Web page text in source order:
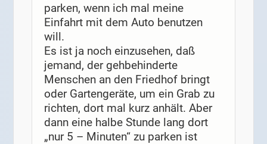
parken, wenn ich mal meine
Einfahrt mit dem Auto benutzen
will.
Es ist ja noch einzusehen, daß
jemand, der gehbehinderte
Menschen an den Friedhof bringt
oder Gartengeräte, um ein Grab zu
richten, dort mal kurz anhält. Aber
dann eine halbe Stunde lang dort
„nur 5 – Minuten“ zu parken ist